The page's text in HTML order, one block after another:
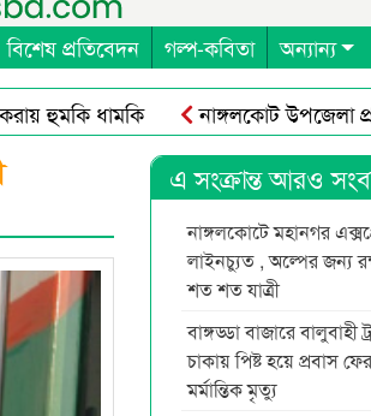
বিশেষ প্রতিবেদন গল্প-কবিতা অন্যান্য
হুমকি ধামকি
নাঙ্গলকোট উপজেলা
কংগ্রেস অনুষ্ঠিত
নাঙ্গলকোটে
এ সংক্রান্ত আরও
নাঙ্গলকোটে মহানগর
লাইনচ্যুত , অল্পের জন্য
শত শত যাত্রী
বাঙ্গড্ডা বাজারে বালুবাহী
চাকায় পিষ্ট হয়ে প্রবাস
মর্মান্তিক মৃত্যু